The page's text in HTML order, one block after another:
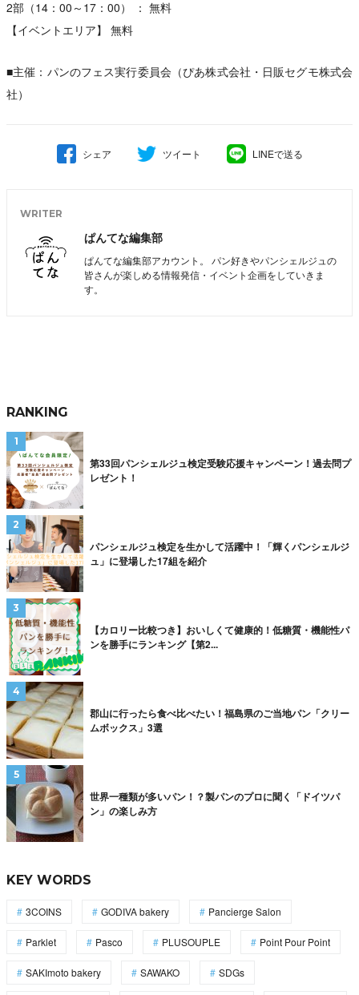
2部（14：00～17：00） ： 無料
【イベントエリア】 無料
■主催：パンのフェス実行委員会（ぴあ株式会社・日販セグモ株式会
社）
シェア ツイート LINEで送る
WRITER
ぱんてな編集部
ぱんてな編集部アカウント。 パン好きやパンシェルジュの
皆さんが楽しめる情報発信・イベント企画をしていきま
す。
RANKING
第33回パンシェルジュ検定受験応援キャンペーン！過去問プ
レゼント！
パンシェルジュ検定を生かして活躍中！「輝くパンシェルジ
ュ」に登場した17組を紹介
【カロリー比較つき】おいしくて健康的！低糖質・機能性パ
ンを勝手にランキング【第2...
郡山に行ったら食べ比べたい！福島県のご当地パン「クリー
ムボックス」3選
世界一種類が多いパン！？製パンのプロに聞く「ドイツパ
ン」の楽しみ方
KEY WORDS
3COINS GODIVA bakery Pancierge Salon
Parklet Pasco PLUSOUPLE Point Pour Point
SAKImoto bakery SAWAKO SDGs